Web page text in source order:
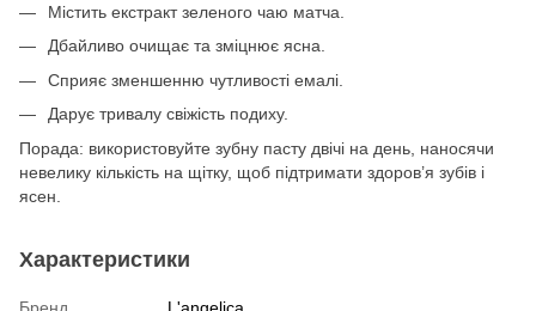
Містить екстракт зеленого чаю матча.
Дбайливо очищає та зміцнює ясна.
Сприяє зменшенню чутливості емалі.
Дарує тривалу свіжість подиху.
Порада: використовуйте зубну пасту двічі на день, наносячи
невелику кількість на щітку, щоб підтримати здоров’я зубів і
ясен.
Характеристики
Бренд L'angelica